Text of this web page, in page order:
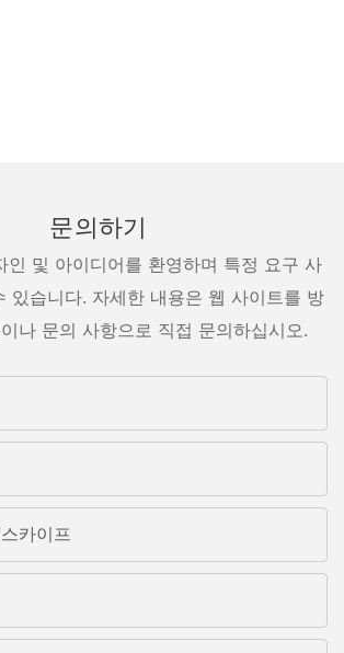
문의하기
인 및 아이디어를 환영하며 특정 요구 사
있습니다. 자세한 내용은 웹 사이트를 방
나 문의 사항으로 직접 문의하십시오.
카이프